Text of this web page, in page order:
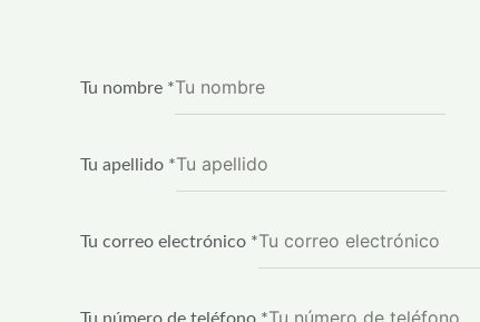
Tu nombre *
Tu apellido *
apellido
colegio
Tu correo electrónico *